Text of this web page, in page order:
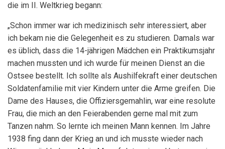
die im II. Weltkrieg begann:
„Schon immer war ich medizinisch sehr interessiert, aber
ich bekam nie die Gelegenheit es zu studieren. Damals war
es üblich, dass die 14-jährigen Mädchen ein Praktikumsjahr
machen mussten und ich wurde für meinen Dienst an die
Ostsee bestellt. Ich sollte als Aushilfekraft einer deutschen
Soldatenfamilie mit vier Kindern unter die Arme greifen. Die
Dame des Hauses, die Offiziersgemahlin, war eine resolute
Frau, die mich an den Feierabenden gerne mal mit zum
Tanzen nahm. So lernte ich meinen Mann kennen. Im Jahre
1938 fing dann der Krieg an und ich musste wieder nach